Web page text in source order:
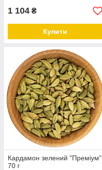
1 104 ₴
Купити
Кардамон зелений "Преміум"
70 г